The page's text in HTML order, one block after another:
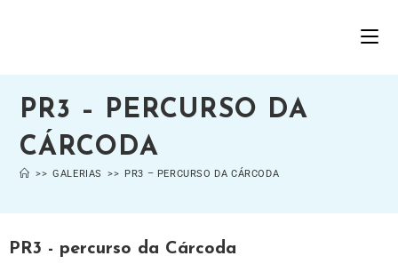
PR3 – PERCURSO DA
CÁRCODA
>> GALERIAS >> PR3 – PERCURSO DA CÁRCODA
PR3 - percurso da Cárcoda